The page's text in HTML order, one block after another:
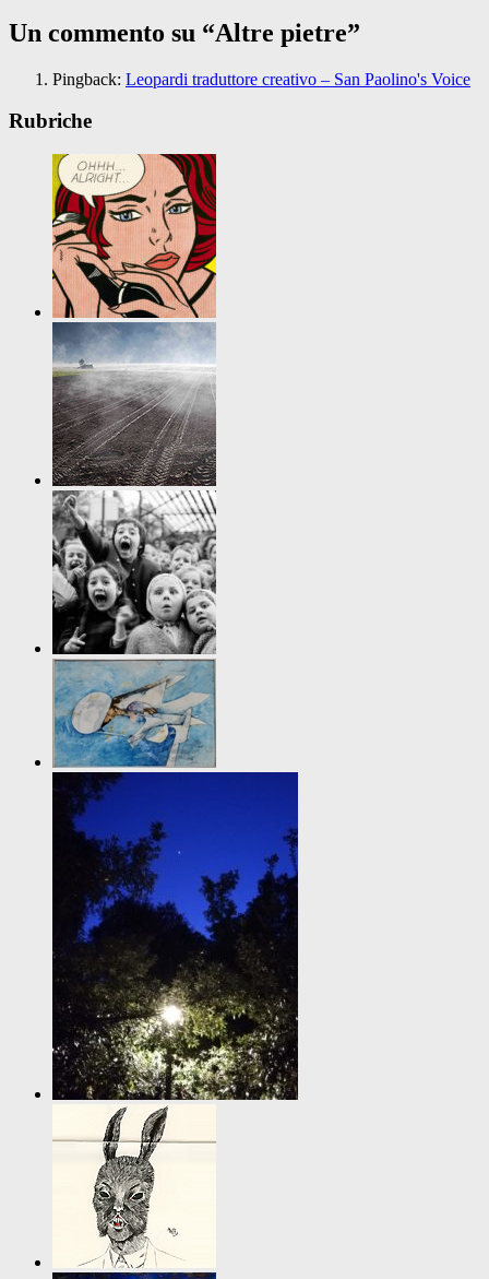
Un commento su “Altre pietre”
Pingback: Leopardi traduttore creativo – San Paolino's Voice
Rubriche